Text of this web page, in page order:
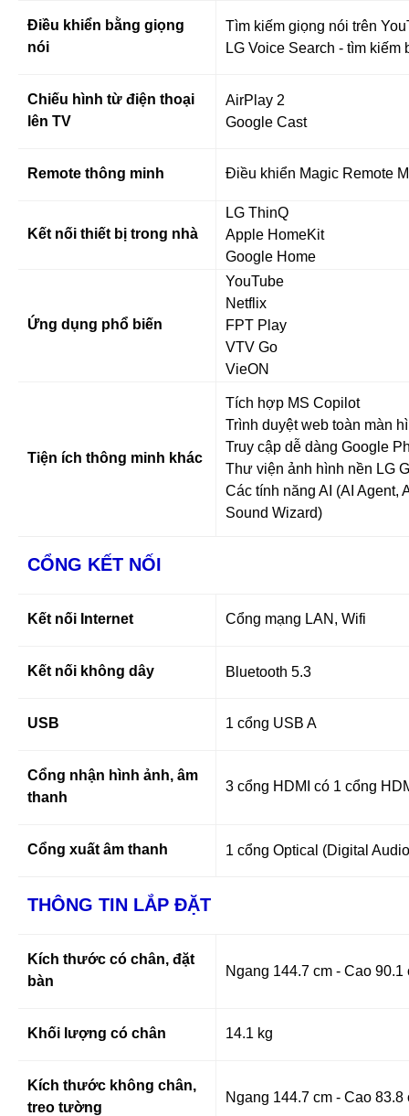
Điều khiển bằng giọng
nói
Tìm kiếm giọng nói trên
LG Voice Search - tìm
Chiếu hình từ điện thoại
lên TV
AirPlay 2
Google Cast
Remote thông minh Điều khiển Magic Remote
Kết nối thiết bị trong nhà
LG ThinQ
Apple HomeKit
Google Home
Ứng dụng phổ biến
YouTube
Netflix
FPT Play
VTV Go
VieON
Tiện ích thông minh khác
Tích hợp MS Copilot
Trình duyệt web toàn màn
Truy cập dễ dàng Google
Thư viện ảnh hình nền LG
Các tính năng AI (AI Agent,
Sound Wizard)
CỔNG KẾT NỐI
Kết nối Internet Cổng mạng LAN, Wifi
Kết nối không dây Bluetooth 5.3
USB 1 cổng USB A
Cổng nhận hình ảnh, âm
thanh
3 cổng HDMI có 1 cổng
Cổng xuất âm thanh 1 cổng Optical (Digital
THÔNG TIN LẮP ĐẶT
Kích thước có chân, đặt
bàn
Ngang 144.7 cm - Cao 90.1
Khối lượng có chân 14.1 kg
Kích thước không chân,
treo tường
Ngang 144.7 cm - Cao